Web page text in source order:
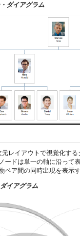
ダイアグラム
レイアウトで視覚化す
ードは単一の軸に沿って
ペア間の同時出現を表示
イアグラム